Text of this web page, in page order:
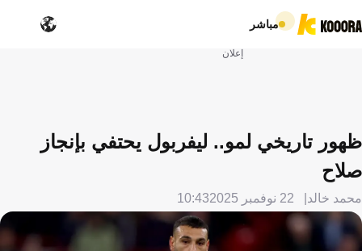
مباشر
إعلان
ظهور تاريخي لمو.. ليفربول يحتفي بإنجاز
صلاح
محمد خالد 22 نوفمبر 2025 10:43